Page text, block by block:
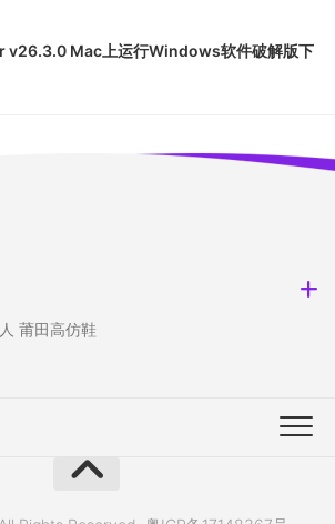
v26.3.0 Mac上运行Windows软件破解版下
莆田高仿鞋